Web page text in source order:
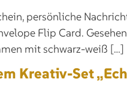
persönliche
Flip Card.
mit schwarz-weiß […]
Kreativ-Set